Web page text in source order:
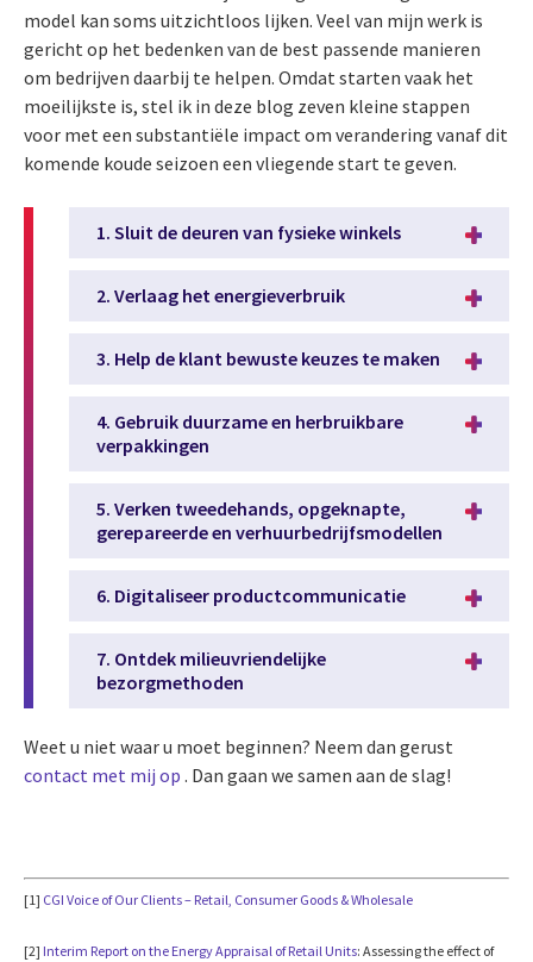
model kan soms uitzichtloos lijken. Veel van mijn werk is
gericht op het bedenken van de best passende manieren
om bedrijven daarbij te helpen. Omdat starten vaak het
moeilijkste is, stel ik in deze blog zeven kleine stappen
voor met een substantiële impact om verandering vanaf dit
komende koude seizoen een vliegende start te geven.
1. Sluit de deuren van fysieke winkels
2. Verlaag het energieverbruik
3. Help de klant bewuste keuzes te maken
4. Gebruik duurzame en herbruikbare
verpakkingen
5. Verken tweedehands, opgeknapte,
gerepareerde en verhuurbedrijfsmodellen
6. Digitaliseer productcommunicatie
7. Ontdek milieuvriendelijke
bezorgmethoden
Weet u niet waar u moet beginnen? Neem dan gerust
contact met mij op . Dan gaan we samen aan de slag!
[1] CGI Voice of Our Clients – Retail, Consumer Goods & Wholesale
[2] Interim Report on the Energy Appraisal of Retail Units: Assessing the effect of